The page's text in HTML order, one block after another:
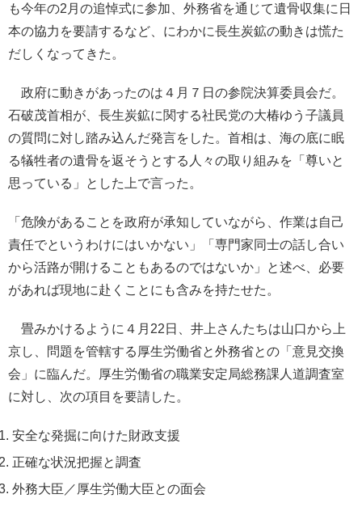
も今年の2月の追悼式に参加、外務省を通じて遺骨収集に日
本の協力を要請するなど、にわかに長生炭鉱の動きは慌た
だしくなってきた。
政府に動きがあったのは４月７日の参院決算委員会だ。
石破茂首相が、長生炭鉱に関する社民党の大椿ゆう子議員
の質問に対し踏み込んだ発言をした。首相は、海の底に眠
る犠牲者の遺骨を返そうとする人々の取り組みを「尊いと
思っている」とした上で言った。
「危険があることを政府が承知していながら、作業は自己
責任でというわけにはいかない」「専門家同士の話し合い
から活路が開けることもあるのではないか」と述べ、必要
があれば現地に赴くことにも含みを持たせた。
畳みかけるように４月22日、井上さんたちは山口から上
京し、問題を管轄する厚生労働省と外務省との「意見交換
会」に臨んだ。厚生労働省の職業安定局総務課人道調査室
に対し、次の項目を要請した。
安全な発掘に向けた財政支援
正確な状況把握と調査
外務大臣／厚生労働大臣との面会